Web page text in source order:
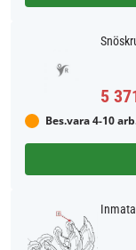
5
Bes.vara 4-10